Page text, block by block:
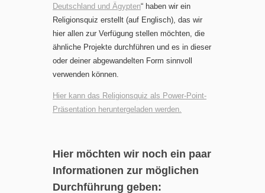
Deutschland und Ägypten“ haben wir ein
Religionsquiz erstellt (auf Englisch), das wir
hier allen zur Verfügung stellen möchten, die
ähnliche Projekte durchführen und es in dieser
oder deiner abgewandelten Form sinnvoll
verwenden können.
Hier kann das Religionsquiz als Power-Point-
Präsentation heruntergeladen werden.
Hier möchten wir noch ein paar
Informationen zur möglichen
Durchführung geben: